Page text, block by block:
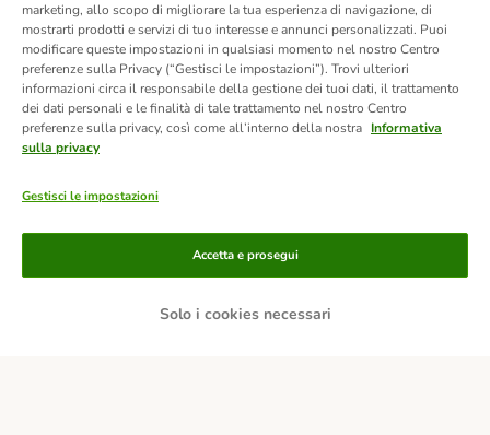
marketing, allo scopo di migliorare la tua esperienza di navigazione, di
mostrarti prodotti e servizi di tuo interesse e annunci personalizzati. Puoi
modificare queste impostazioni in qualsiasi momento nel nostro Centro
preferenze sulla Privacy (“Gestisci le impostazioni”). Trovi ulteriori
informazioni circa il responsabile della gestione dei tuoi dati, il trattamento
dei dati personali e le finalità di tale trattamento nel nostro Centro
preferenze sulla privacy, così come all’interno della nostra Informativa
sulla privacy
Gestisci le impostazioni
Solo i cookies necessari
Accetta e prosegui